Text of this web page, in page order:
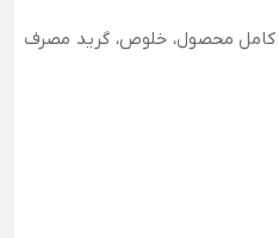
محصول، خلوص، گرید مصرف